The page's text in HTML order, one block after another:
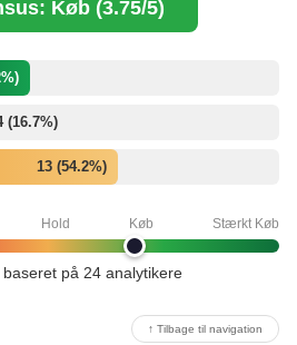
Køb (3.75/5)
(16.7%)
13 (54.2%)
Hold Køb Stærkt Køb
på 24 analytikere
↑ Tilbage til navigation